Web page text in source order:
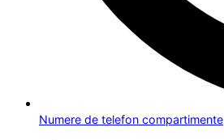
Numere de telefon compartimente